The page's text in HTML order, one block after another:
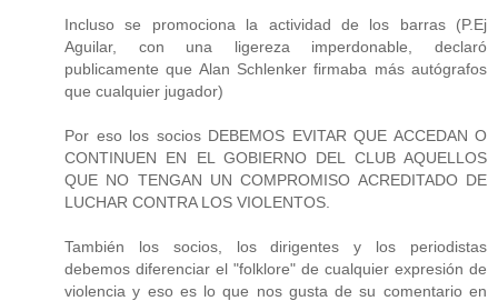
Incluso se promociona la actividad de los barras (P.Ej
Aguilar, con una ligereza imperdonable, declaró
publicamente que Alan Schlenker firmaba más autógrafos
que cualquier jugador)
Por eso los socios DEBEMOS EVITAR QUE ACCEDAN O
CONTINUEN EN EL GOBIERNO DEL CLUB AQUELLOS
QUE NO TENGAN UN COMPROMISO ACREDITADO DE
LUCHAR CONTRA LOS VIOLENTOS.
También los socios, los dirigentes y los periodistas
debemos diferenciar el "folklore" de cualquier expresión de
violencia y eso es lo que nos gusta de su comentario en